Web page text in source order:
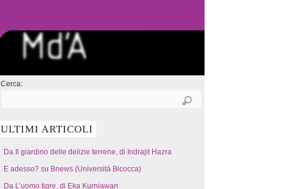
Cerca:
ULTIMI ARTICOLI
Da Il giardino delle delizie terrene, di Indrajit Hazra
E adesso? su Bnews (Università Bicocca)
Da L’uomo tigre, di Eka Kurniawan